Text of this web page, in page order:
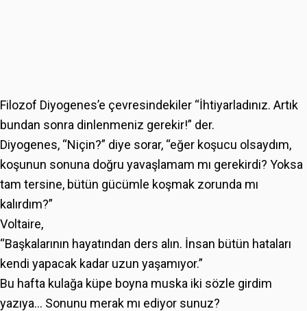
Filozof Diyogenes’e çevresindekiler “İhtiyarladınız. Artık
bundan sonra dinlenmeniz gerekir!” der.
Diyogenes, “Niçin?” diye sorar, “eğer koşucu olsaydım,
koşunun sonuna doğru yavaşlamam mı gerekirdi? Yoksa
tam tersine, bütün gücümle koşmak zorunda mı
kalırdım?”
Voltaire,
“Başkalarının hayatından ders alın. İnsan bütün hataları
kendi yapacak kadar uzun yaşamıyor.”
Bu hafta kulağa küpe boyna muska iki sözle girdim
yazıya… Sonunu merak mı ediyor sunuz?